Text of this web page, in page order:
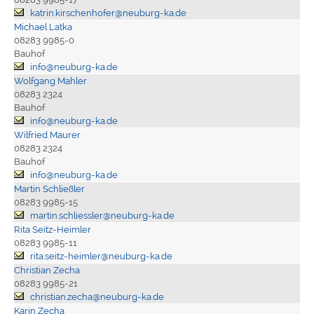
katrin.kirschenhofer@neuburg-ka.de
Michael Latka
08283 9985-0
Bauhof
info@neuburg-ka.de
Wolfgang Mahler
08283 2324
Bauhof
info@neuburg-ka.de
Wilfried Maurer
08283 2324
Bauhof
info@neuburg-ka.de
Martin Schließler
08283 9985-15
martin.schliessler@neuburg-ka.de
Rita Seitz-Heimler
08283 9985-11
rita.seitz-heimler@neuburg-ka.de
Christian Zecha
08283 9985-21
christian.zecha@neuburg-ka.de
Karin Zecha